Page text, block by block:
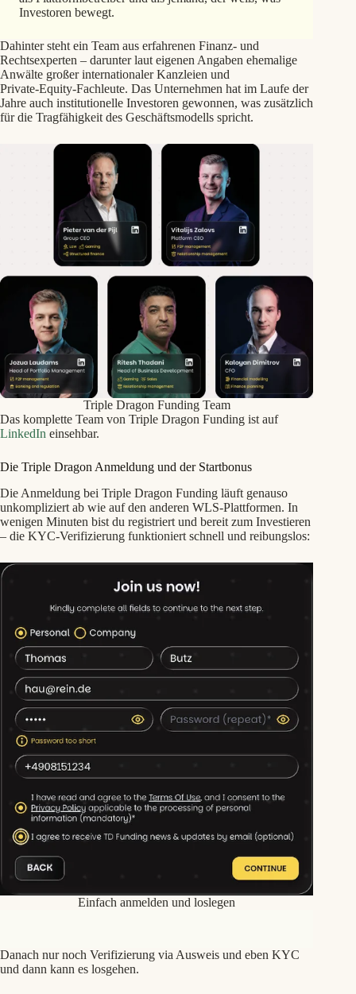
Investoren bewegt.
Dahinter steht ein Team aus erfahrenen Finanz‑ und
Rechtsexperten – darunter laut eigenen Angaben ehemalige
Anwälte großer internationaler Kanzleien und
Private‑Equity‑Fachleute. Das Unternehmen hat im Laufe der
Jahre auch institutionelle Investoren gewonnen, was zusätzlich
für die Tragfähigkeit des Geschäftsmodells spricht.
Triple Dragon Funding Team
Das komplette Team von Triple Dragon Funding ist auf
LinkedIn einsehbar.
Die Triple Dragon Anmeldung und der Startbonus
Die Anmeldung bei Triple Dragon Funding läuft genauso
unkompliziert ab wie auf den anderen WLS‑Plattformen. In
wenigen Minuten bist du registriert und bereit zum Investieren
– die KYC‑Verifizierung funktioniert schnell und reibungslos:
Einfach anmelden und loslegen
Danach nur noch Verifizierung via Ausweis und eben KYC
und dann kann es losgehen.